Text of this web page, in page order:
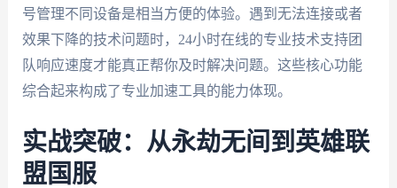
号管理不同设备是相当方便的体验。遇到无法连接或者
效果下降的技术问题时，24小时在线的专业技术支持团
队响应速度才能真正帮你及时解决问题。这些核心功能
综合起来构成了专业加速工具的能力体现。
实战突破：从永劫无间到英雄联
盟国服